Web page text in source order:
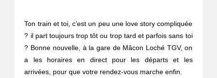
Ton train et toi, c’est un peu une love story compliquée
? il part toujours trop tôt ou trop tard et parfois sans toi
? Bonne nouvelle, à la gare de Mâcon Loché TGV, on
a les horaires en direct pour les départs et les
arrivées, pour que votre rendez-vous marche enfin.